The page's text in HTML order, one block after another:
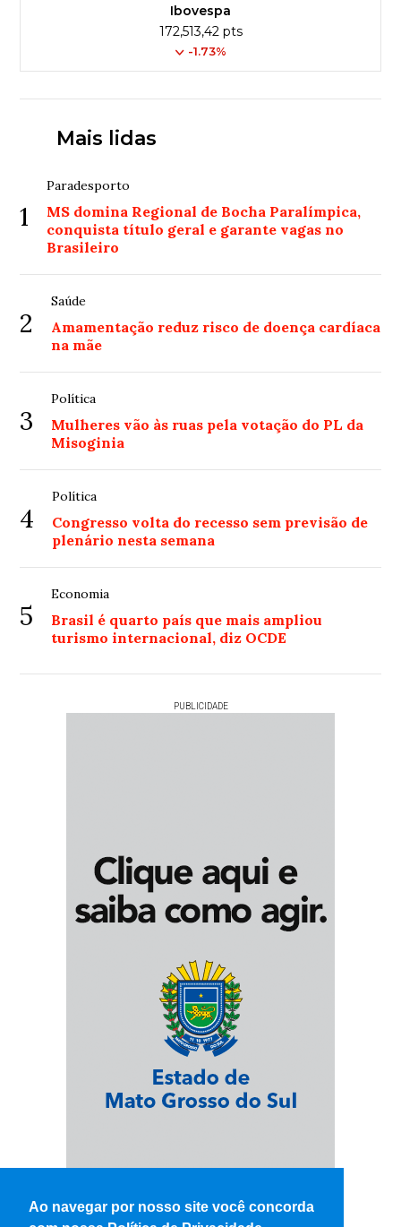
Ao navegar por nosso site você concorda
Ibovespa
172,513,42 pts
-1.73%
Mais lidas
1
Paradesporto
MS domina Regional de Bocha Paralímpica,
conquista título geral e garante vagas no
Brasileiro
2
Saúde
Amamentação reduz risco de doença cardíaca
na mãe
3
Política
Mulheres vão às ruas pela votação do PL da
Misoginia
4
Política
Congresso volta do recesso sem previsão de
plenário nesta semana
5
Economia
Brasil é quarto país que mais ampliou
turismo internacional, diz OCDE
PUBLICIDADE